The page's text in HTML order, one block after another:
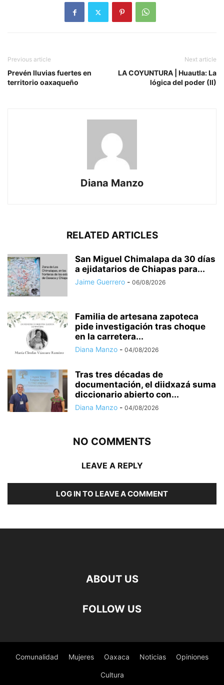
Previous article
Prevén lluvias fuertes en
territorio oaxaqueño
Next article
LA COYUNTURA | Huautla: La
lógica del poder (II)
Diana Manzo
RELATED ARTICLES
San Miguel Chimalapa da 30 días
a ejidatarios de Chiapas para...
Jaime Guerrero - 06/08/2026
Familia de artesana zapoteca
pide investigación tras choque
en la carretera...
Diana Manzo - 04/08/2026
Tras tres décadas de
documentación, el diidxazá suma
diccionario abierto con...
Diana Manzo - 04/08/2026
NO COMMENTS
LEAVE A REPLY
LOG IN TO LEAVE A COMMENT
ABOUT US
FOLLOW US
Comunalidad Mujeres Oaxaca Noticias Opiniones
Cultura